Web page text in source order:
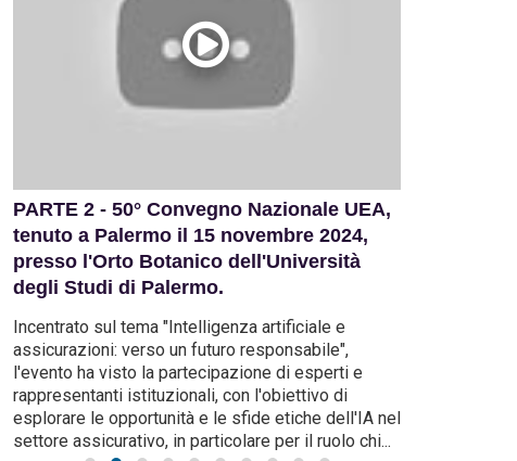
Nuovo articolo UEA su
Insurance Daily - Ius
Disponibile online l'ultimo
articolo della rubrica UEA
uscito sulla rivista di settore
Insurance Daily, diretta dalla
dott.ssa Maria Rosa Alaggio.
Rubrica che potete trovare
per intero anche sul sito...
Disponibile la scheda
d'iscrizione per i soci UEA
con un anteprima di
programma del viaggio
e degli incontri di lavoro a
Parigi dal 10 al 13 giugno
2026
PARTE 2 - 50° Convegno Nazionale UEA,
tenuto a Palermo il 15 novembre 2024,
presso l'Orto Botanico dell'Università
degli Studi di Palermo.
Incentrato sul tema "Intelligenza artificiale e
assicurazioni: verso un futuro responsabile",
l'evento ha visto la partecipazione di esperti e
rappresentanti istituzionali, con l'obiettivo di
esplorare le opportunità e le sfide etiche dell'IA nel
settore assicurativo, in particolare per il ruolo chi...